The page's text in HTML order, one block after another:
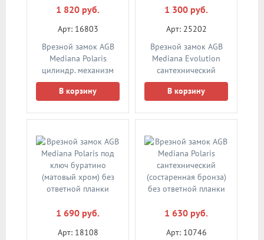
1 820 руб.
Арт: 16803
Врезной замок AGB
Mediana Polaris
цилиндр. механизм
(черный) без ответной
планки
В корзину
1 300 руб.
Арт: 25202
Врезной замок AGB
Mediana Evolution
сантехнический
(черный) без ответной
планки
В корзину
1 690 руб.
Арт: 18108
1 630 руб.
Арт: 10746